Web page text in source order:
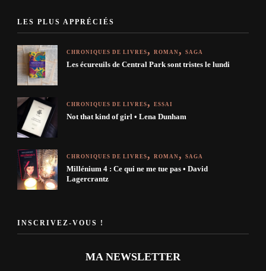
LES PLUS APPRÉCIÉS
CHRONIQUES DE LIVRES ROMAN SAGA
Les écureuils de Central Park sont tristes le lundi
CHRONIQUES DE LIVRES ESSAI
Not that kind of girl • Lena Dunham
CHRONIQUES DE LIVRES ROMAN SAGA
Millénium 4 : Ce qui ne me tue pas • David
Lagercrantz
INSCRIVEZ-VOUS !
MA NEWSLETTER